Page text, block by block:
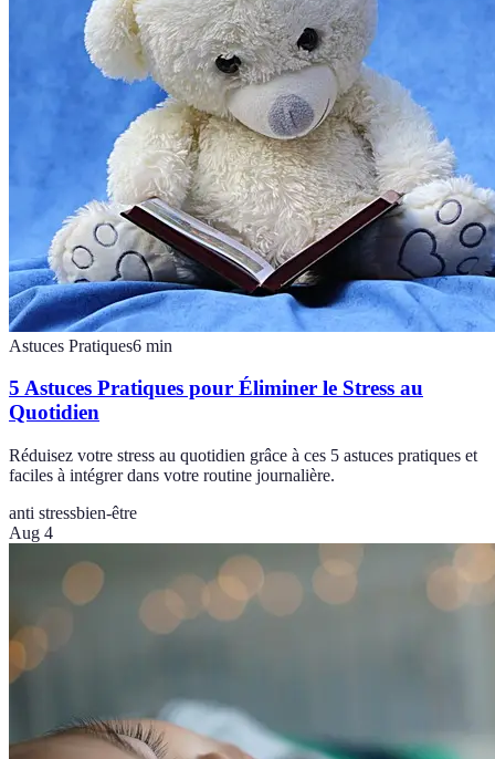
Astuces Pratiques6 min
5 Astuces Pratiques pour Éliminer le Stress au
Quotidien
Réduisez votre stress au quotidien grâce à ces 5 astuces pratiques et
faciles à intégrer dans votre routine journalière.
anti stressbien-être
Aug 4